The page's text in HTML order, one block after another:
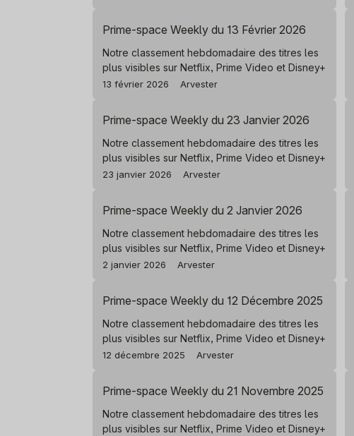
Prime-space Weekly du 13 Février 2026
Notre classement hebdomadaire des titres les
plus visibles sur Netflix, Prime Video et Disney+
Arvester
13 février 2026
Prime-space Weekly du 23 Janvier 2026
Notre classement hebdomadaire des titres les
plus visibles sur Netflix, Prime Video et Disney+
Arvester
23 janvier 2026
Prime-space Weekly du 2 Janvier 2026
Notre classement hebdomadaire des titres les
plus visibles sur Netflix, Prime Video et Disney+
Arvester
2 janvier 2026
Prime-space Weekly du 12 Décembre 2025
Notre classement hebdomadaire des titres les
plus visibles sur Netflix, Prime Video et Disney+
Arvester
12 décembre 2025
Prime-space Weekly du 21 Novembre 2025
Notre classement hebdomadaire des titres les
plus visibles sur Netflix, Prime Video et Disney+